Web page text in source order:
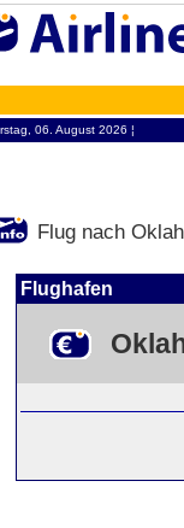
06. August 2026 ¦
Flug nach
Flughafen